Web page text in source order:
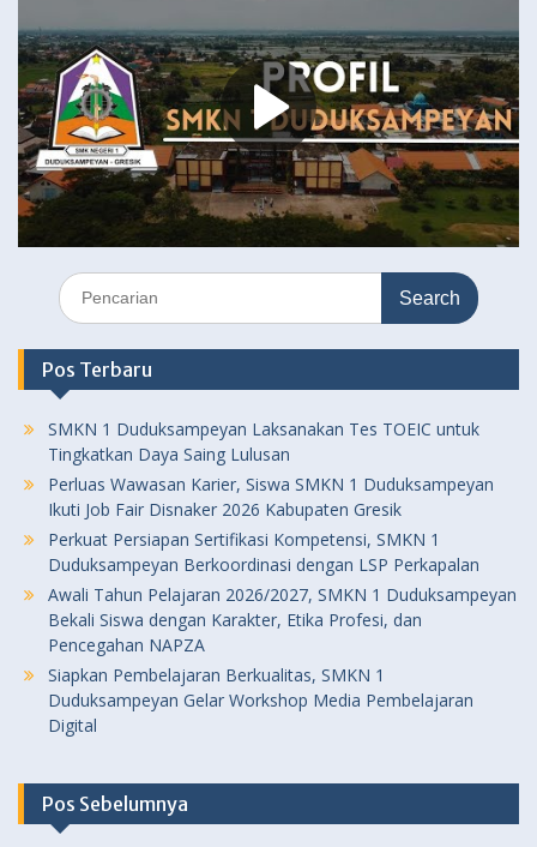
Search
for:
Pos Terbaru
SMKN 1 Duduksampeyan Laksanakan Tes TOEIC untuk
Tingkatkan Daya Saing Lulusan
Perluas Wawasan Karier, Siswa SMKN 1 Duduksampeyan
Ikuti Job Fair Disnaker 2026 Kabupaten Gresik
Perkuat Persiapan Sertifikasi Kompetensi, SMKN 1
Duduksampeyan Berkoordinasi dengan LSP Perkapalan
Awali Tahun Pelajaran 2026/2027, SMKN 1 Duduksampeyan
Bekali Siswa dengan Karakter, Etika Profesi, dan
Pencegahan NAPZA
Siapkan Pembelajaran Berkualitas, SMKN 1
Duduksampeyan Gelar Workshop Media Pembelajaran
Digital
Pos Sebelumnya